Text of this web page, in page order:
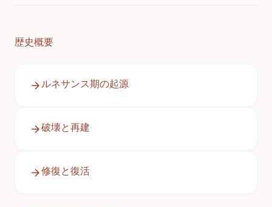
歴史概要
ルネサンス期の起源
破壊と再建
修復と復活